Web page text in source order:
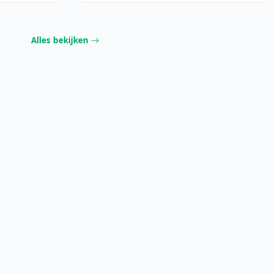
Alles bekijken